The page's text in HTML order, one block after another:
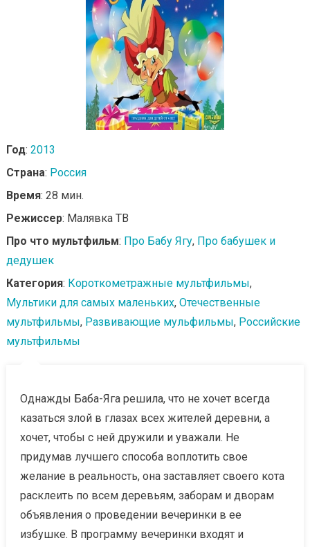
Год: 2013
Страна: Россия
Время: 28 мин.
Режиссер: Малявка ТВ
Про что мультфильм: Про Бабу Ягу, Про бабушек и
дедушек
Категория: Короткометражные мультфильмы,
Мультики для самых маленьких, Отечественные
мультфильмы, Развивающие мульфильмы, Российские
мультфильмы
Однажды Баба-Яга решила, что не хочет всегда
казаться злой в глазах всех жителей деревни, а
хочет, чтобы с ней дружили и уважали. Не
придумав лучшего способа воплотить свое
желание в реальность, она заставляет своего кота
расклеить по всем деревьям, заборам и дворам
объявления о проведении вечеринки в ее
избушке. В программу вечеринки входят и